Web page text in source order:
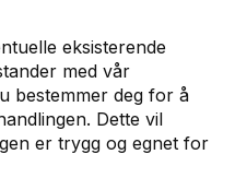
eksisterende
med vår
bestemmer deg for å
Dette vil
er trygg og egnet for